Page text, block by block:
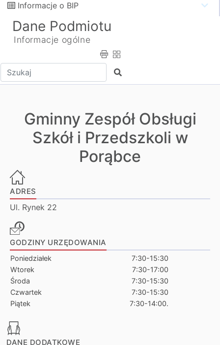
Informacje o BIP
Dane Podmiotu
Informacje ogólne
Wpisz tekst do wyszukania Szukaj
Gminny Zespół Obsługi
Szkół i Przedszkoli w
Porąbce
ADRES
Ul. Rynek 22
GODZINY URZĘDOWANIA
Poniedziałek
7:30-15:30
Wtorek
7:30-17:00
Środa
7:30-15:30
Czwartek
7:30-15:30
Piątek
7:30-14:00.
DANE DODATKOWE